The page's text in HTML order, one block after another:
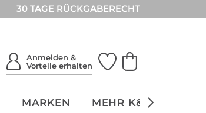
30 TAGE RÜCKGABERECHT
Anmelden &
Vorteile erhalten
MARKEN MEHR K&Ö